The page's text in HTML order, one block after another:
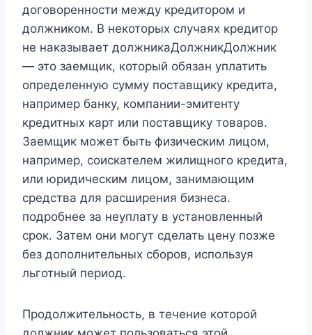
договоренности между кредитором и
должником. В некоторых случаях кредитор
не наказывает должникаДолжникДолжник
— это заемщик, который обязан уплатить
определенную сумму поставщику кредита,
например банку, компании-эмитенту
кредитных карт или поставщику товаров.
Заемщик может быть физическим лицом,
например, соискателем жилищного кредита,
или юридическим лицом, занимающим
средства для расширения бизнеса.
подробнее за неуплату в установленный
срок. Затем они могут сделать цену позже
без дополнительных сборов, используя
льготный период.
Продолжительность, в течение которой